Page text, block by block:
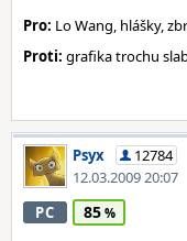
Pro: Lo Wang, hlášky,
Proti: grafika trochu
Psyx
12784
12.03.2009 20:07
PC 85